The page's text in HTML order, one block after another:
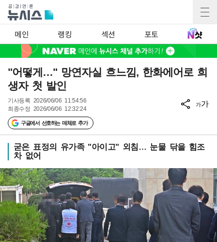
메인 랭킹 섹션 포토
"어떻게…" 망연자실 흐느낌, 한화에어로 희
생자 첫 발인
기사등록 2026/06/06 11:54:56
최종수정 2026/06/06 12:32:24
구글에서 선호하는 매체로 추가
가가
굳은 표정의 유가족 "아이고" 외침… 눈물 닦을 힘조
차 없어